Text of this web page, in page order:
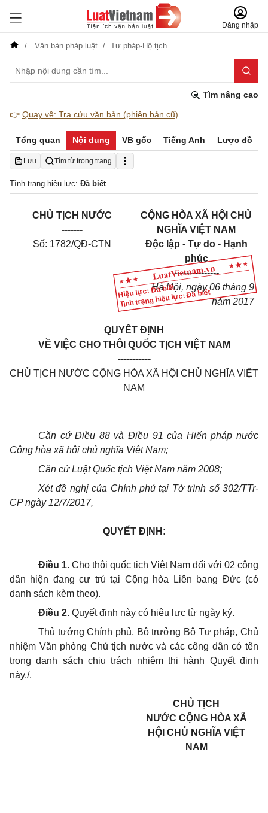
Đăng nhập
Văn bản pháp luật Tư pháp-Hộ tịch
Tìm nâng cao
👉 Quay về: Tra cứu văn bản (phiên bản cũ)
Tổng quan Nội dung VB gốc Tiếng Anh Lược đồ
Lưu Tìm từ trong trang
Tình trạng hiệu lực: Đã biết
Hiệu lực: Đã biết
Tình trạng hiệu lực: Đã biết
CHỦ TỊCH NƯỚC
-------
Số: 1782/QĐ-CTN
CỘNG HÒA XÃ HỘI CHỦ
NGHĨA VIỆT NAM
Độc lập - Tự do - Hạnh
phúc
---------------
Hà Nội, ngày 06 tháng 9
năm 2017
QUYẾT ĐỊNH
VỀ VIỆC CHO THÔI QUỐC TỊCH VIỆT NAM
-----------
CHỦ TỊCH NƯỚC CỘNG HÒA XÃ HỘI CHỦ NGHĨA VIỆT
NAM
Căn cứ Điều 88 và Điều 91 của Hiến pháp nước
Cộng hòa xã hội chủ nghĩa Việt Nam;
Căn cứ Luật Quốc tịch Việt Nam năm 2008;
Xét đề nghị của Chính phủ tại Tờ trình số 302/TTr-
CP ngày 12/7/2017,
QUYẾT ĐỊNH:
Điều 1. Cho thôi quốc tịch Việt Nam đối với 02 công
dân hiện đang cư trú tại Cộng hòa Liên bang Đức (có
danh sách kèm theo).
Điều 2. Quyết định này có hiệu lực từ ngày ký.
Thủ tướng Chính phủ, Bộ trưởng Bộ Tư pháp, Chủ
nhiệm Văn phòng Chủ tịch nước và các công dân có tên
trong danh sách chịu trách nhiệm thi hành Quyết định
này./.
CHỦ TỊCH
NƯỚC CỘNG HÒA XÃ
HỘI CHỦ NGHĨA VIỆT
NAM